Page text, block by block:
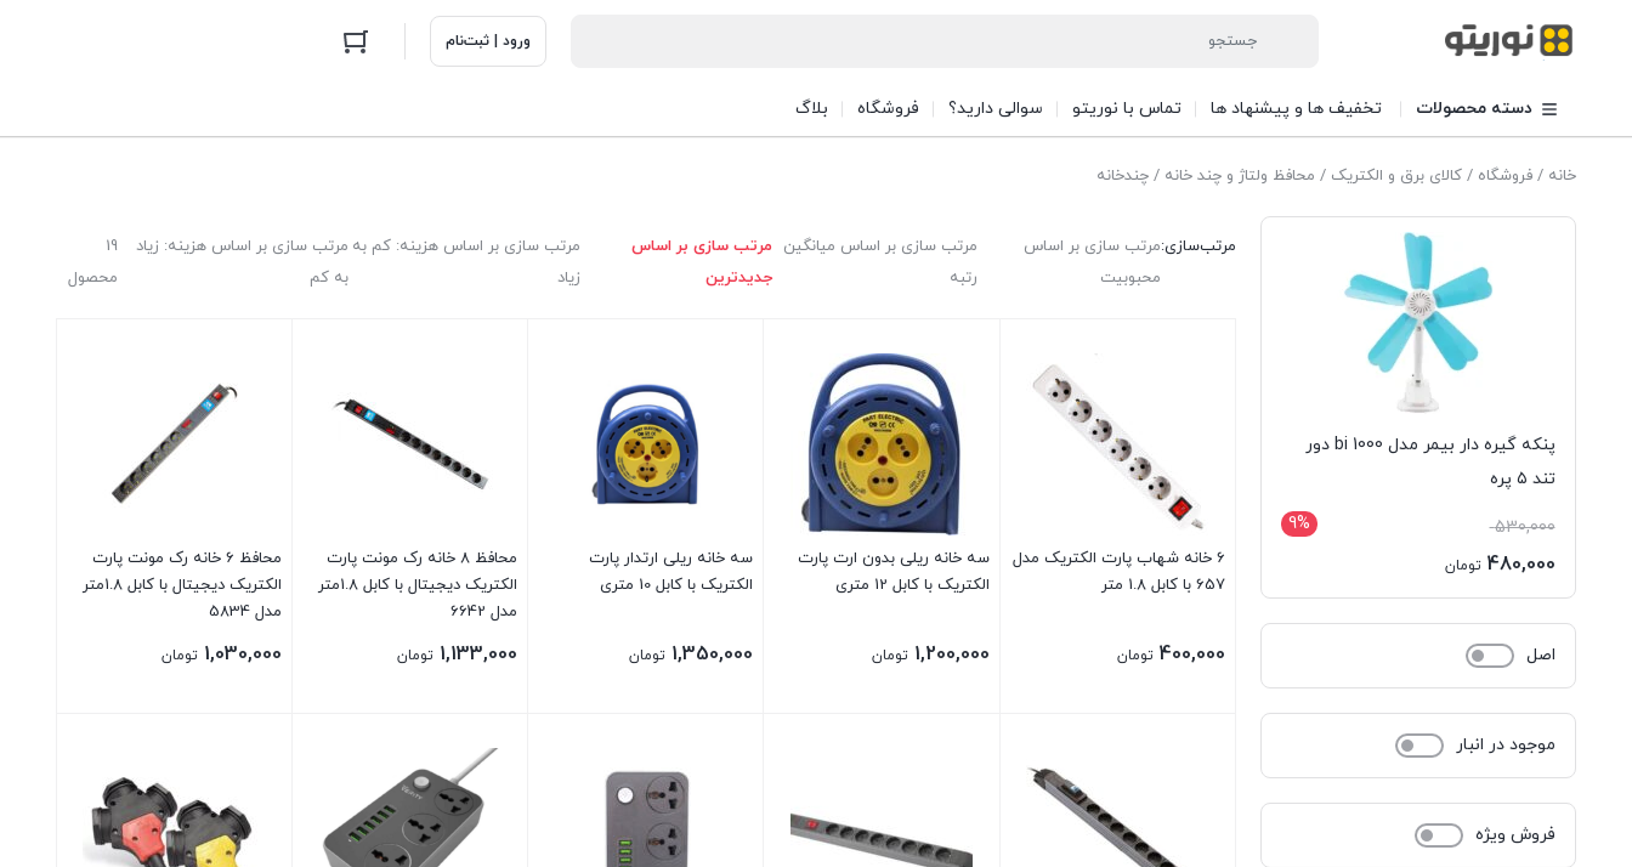
ورود | ثبت‌نام
دسته محصولات تخفیف ها و پیشنهاد ها تماس با نوریتو سوالی دارید؟ فروشگاه بلاگ
خانه /فروشگاه /کالای برق و الکتریک / محافظ ولتاژ و چند خانه / چندخانه
پنکه گیره دار بیمر مدل bi 1000 دور
تند ۵ پره
9%
530,000قیمت
اصلی:
530,000 تومان
بود.
480,000 تومان
قیمت
480,000 تومان.
اصل
موجود در انبار
فروش ویژه
19
محصول
مرتب‌سازی:مرتب سازی بر اساس
محبوبیت
مرتب سازی بر اساس میانگین
رتبه
مرتب سازی بر اساس
جدیدترین
مرتب سازی بر اساس هزینه: کم به
زیاد
مرتب سازی بر اساس هزینه: زیاد
به کم
6 خانه شهاب پارت الکتریک مدل
657 با کابل 1.8 متر
400,000 تومان
سه خانه ریلی بدون ارت پارت
الکتریک با کابل 12 متری
1,200,000 تومان
سه خانه ریلی ارتدار پارت
الکتریک با کابل 10 متری
1,350,000 تومان
محافظ 8 خانه رک مونت پارت
الکتریک دیجیتال با کابل 1.8متر
مدل 6642
1,133,000 تومان
محافظ 6 خانه رک مونت پارت
الکتریک دیجیتال با کابل 1.8متر
مدل 5834
1,030,000 تومان